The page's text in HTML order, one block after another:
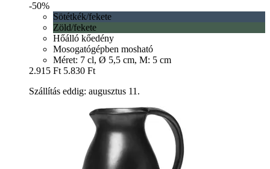
-50%
Sötétkék/fekete
Zöld/fekete
Hőálló kőedény
Mosogatógépben mosható
Méret: 7 cl, Ø 5,5 cm, M: 5 cm
2.915 Ft 5.830 Ft
Szállítás eddig: augusztus 11.